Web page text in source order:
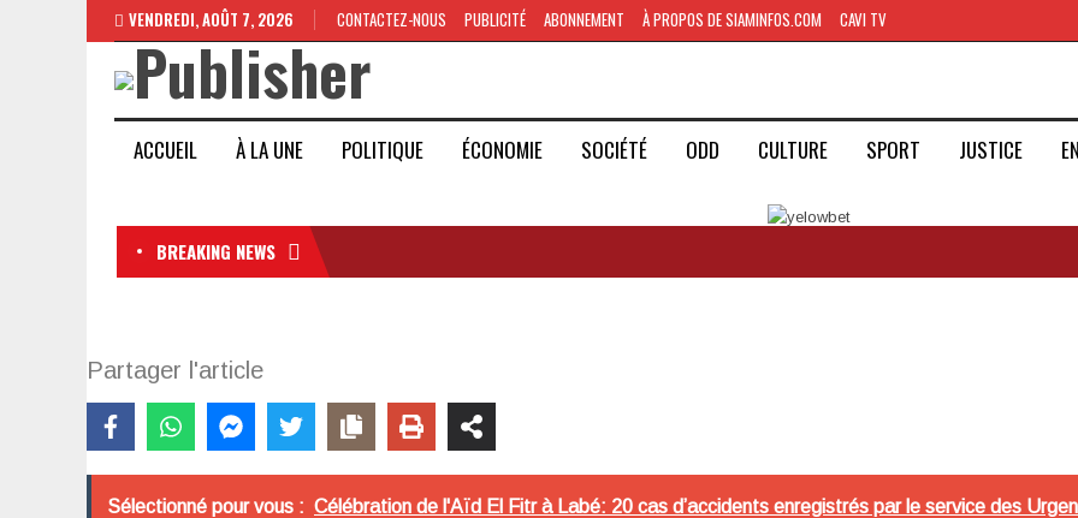
VENDREDI, AOÛT 7, 2026 CONTACTEZ-NOUS PUBLICITÉ ABONNEMENT À PROPOS DE SIAMINFOS.COM CAVI TV
ACCUEIL À LA UNE POLITIQUE ÉCONOMIE SOCIÉTÉ ODD CULTURE SPORT JUSTICE
BREAKING NEWS
Partager l'article
Sélectionné pour vous : Célébration de l'Aïd El Fitr à Labé: 20 cas d’accidents enregistrés par le service des